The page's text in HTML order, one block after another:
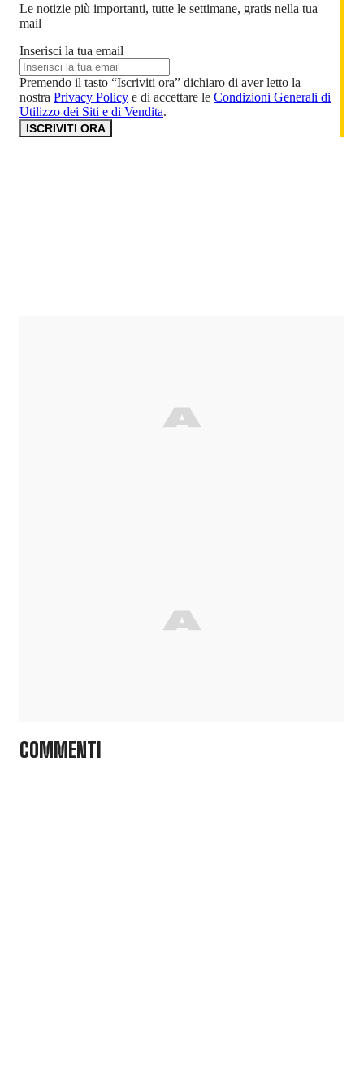
Le notizie più importanti, tutte le settimane, gratis nella tua
mail
Inserisci la tua email
Premendo il tasto “Iscriviti ora” dichiaro di aver letto la
nostra Privacy Policy e di accettare le Condizioni Generali di
Utilizzo dei Siti e di Vendita.
ISCRIVITI ORA
COMMENTI